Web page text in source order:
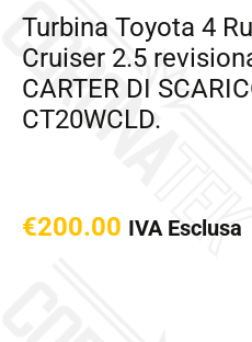
Turbina Toyota 4
Cruiser 2.5
CARTER DI
CT20WCLD.
€200.00 IVA Esclusa